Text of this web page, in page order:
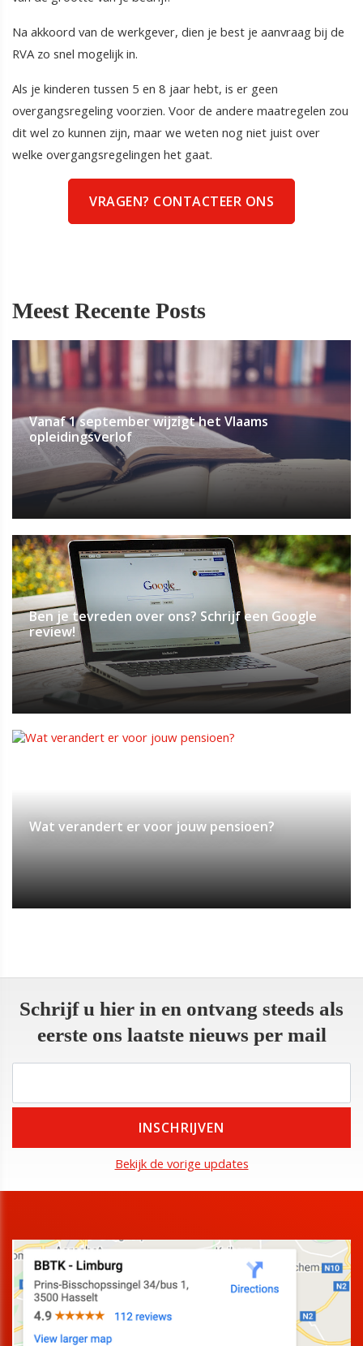
Na akkoord van de werkgever, dien je best je aanvraag bij de
RVA zo snel mogelijk in.
Als je kinderen tussen 5 en 8 jaar hebt, is er geen
overgangsregeling voorzien. Voor de andere maatregelen zou
dit wel zo kunnen zijn, maar we weten nog niet juist over
welke overgangsregelingen het gaat.
VRAGEN? CONTACTEER ONS
Meest Recente Posts
Vanaf 1 september wijzigt het Vlaams
opleidingsverlof
Ben je tevreden over ons? Schrijf een Google
review!
Wat verandert er voor jouw pensioen?
Schrijf u hier in en ontvang steeds als
eerste ons laatste nieuws per mail
Bekijk de vorige updates